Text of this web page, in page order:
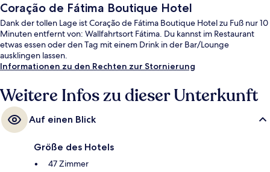
Coração de Fátima Boutique Hotel
Dank der tollen Lage ist Coração de Fátima Boutique Hotel zu Fuß nur 10
Minuten entfernt von: Wallfahrtsort Fátima. Du kannst im Restaurant
etwas essen oder den Tag mit einem Drink in der Bar/Lounge
ausklingen lassen.
Informationen zu den Rechten zur Stornierung
Weitere Infos zu dieser Unterkunft
Auf einen Blick
Größe des Hotels
47 Zimmer